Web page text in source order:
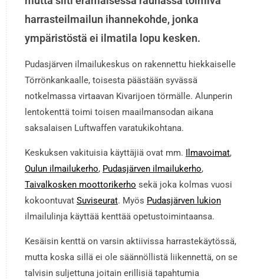
harrasteilmailun ihannekohde, jonka
ympäristöstä ei ilmatila lopu kesken.
Pudasjärven ilmailukeskus on rakennettu hiekkaiselle
Törrönkankaalle, toisesta päästään syvässä
notkelmassa virtaavan Kivarijoen törmälle. Alunperin
lentokenttä toimi toisen maailmansodan aikana
saksalaisen Luftwaffen varatukikohtana.
Keskuksen vakituisia käyttäjiä ovat mm. Ilmavoimat,
Oulun ilmailukerho, Pudasjärven ilmailukerho,
Taivalkosken moottorikerho sekä joka kolmas vuosi
kokoontuvat Suviseurat. Myös Pudasjärven lukion
ilmailulinja käyttää kenttää opetustoimintaansa.
Kesäisin kenttä on varsin aktiivissa harrastekäytössä,
mutta koska sillä ei ole säännöllistä liikennettä, on se
talvisin suljettuna joitain erillisiä tapahtumia